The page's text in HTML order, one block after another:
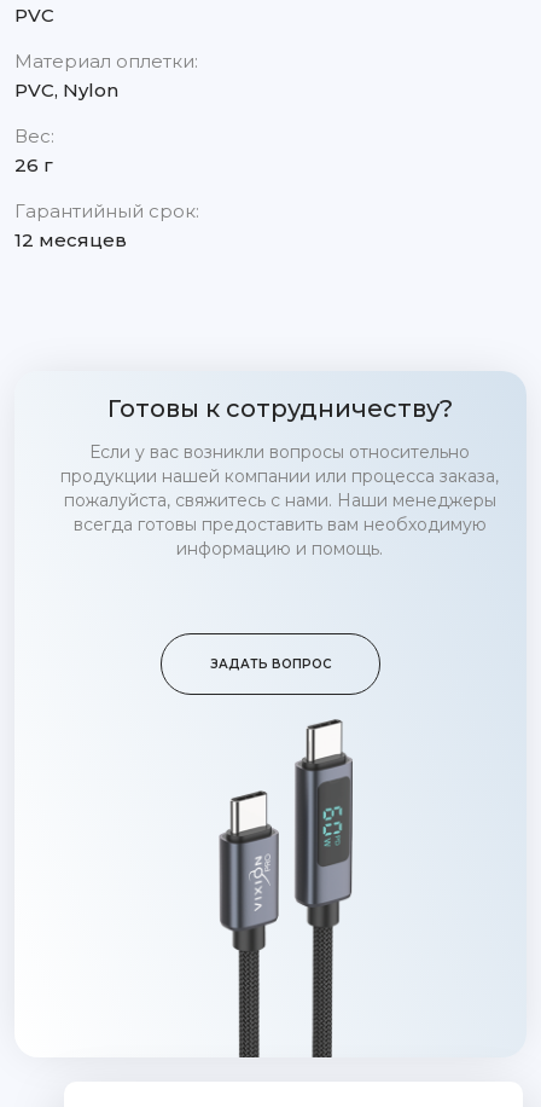
PVC
Материал оплетки:
PVC, Nylon
Вес:
26 г
Гарантийный срок:
12 месяцев
Готовы к сотрудничеству?
Если у вас возникли вопросы относительно
продукции нашей компании или процесса заказа,
пожалуйста, свяжитесь с нами. Наши менеджеры
всегда готовы предоставить вам необходимую
информацию и помощь.
ЗАДАТЬ ВОПРОС